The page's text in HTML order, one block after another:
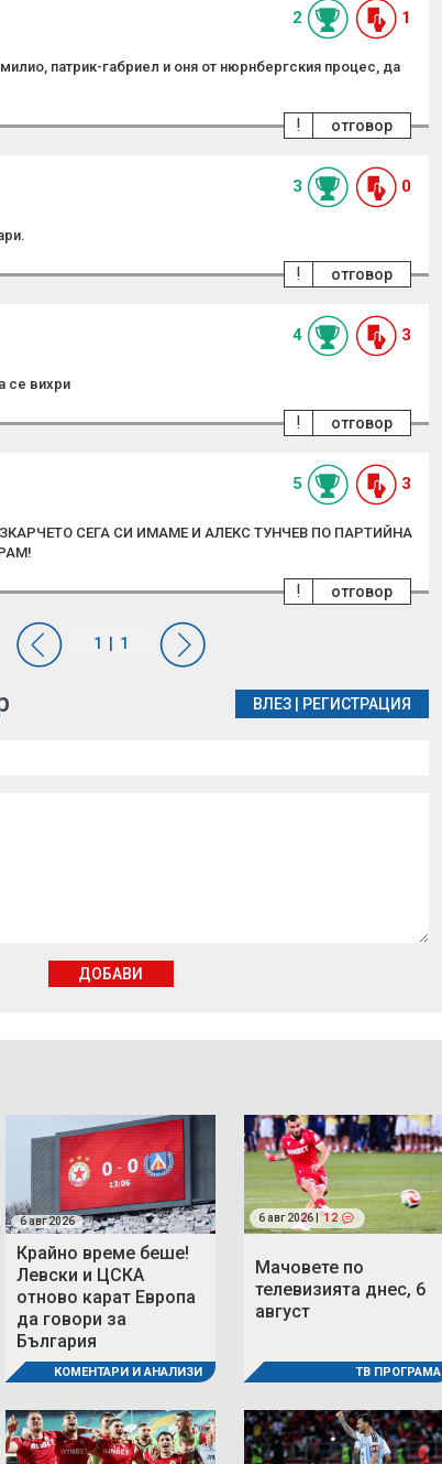
2 1
патрик-габриел и оня от нюрнбергския процес, да
отговор
!
3 0
отговор
!
4 3
се вихри
отговор
!
5 3
СЕГА СИ ИМАМЕ И АЛЕКС ТУНЧЕВ ПО ПАРТИЙНА
отговор
!
ВЛЕЗ РЕГИСТРАЦИЯ
ДОБАВИ
6 авг 2026
Крайно време беше!
Левски и ЦСКА
отново карат Европа
да говори за
България
КОМЕНТАРИ И АНАЛИЗИ
6 авг 2026 | 12
Мачовете по
телевизията днес, 6
август
ТВ ПРОГРАМА